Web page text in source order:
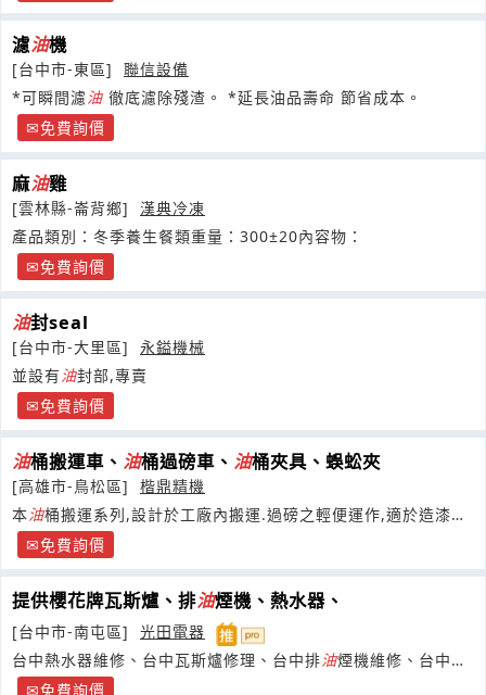
濾油機
[台中市-東區]
聯信設備
*可瞬間濾油
徹底濾除殘渣。 *延長油品壽命 節省成本。
免費詢價
麻油雞
[雲林縣-崙背鄉]
漢典冷凍
產品類別：冬季養生餐類重量：300±20內容物：
免費詢價
油封seal
[台中市-大里區]
永鎰機械
並設有油封部,專賣
免費詢價
油桶搬運車、 油桶過磅車、 油桶夾具、蜈蚣夾
[高雄市-鳥松區]
楷鼎精機
本油桶搬運系列,設計於工廠內搬運.過磅之輕便運作,適於造漆廠.
化工廠.製藥廠.燃料廠.礦
免費詢價
提供櫻花牌瓦斯爐、排油煙機、熱水器、
[台中市-南屯區]
光田電器
台中熱水器維修、台中瓦斯爐修理、台中排油煙機維修、台中廚
具修理 04-23275438廚房設備,大台中各大廠牌熱水器維理
免費詢價